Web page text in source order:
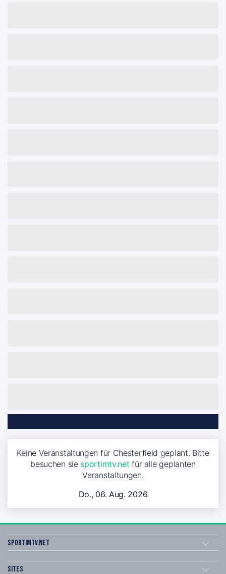
Keine Veranstaltungen für Chesterfield geplant. Bitte
besuchen sie sportimtv.net für alle geplanten
Veranstaltungen.
Do., 06. Aug. 2026
sportimtv.net
Sites